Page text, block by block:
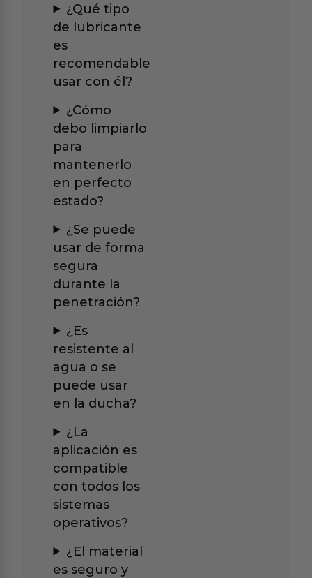
¿Qué tipo
de lubricante
es
recomendable
usar con él?
¿Cómo
debo limpiarlo
para
mantenerlo
en perfecto
estado?
¿Se puede
usar de forma
segura
durante la
penetración?
¿Es
resistente al
agua o se
puede usar
en la ducha?
¿La
aplicación es
compatible
con todos los
sistemas
operativos?
¿El material
es seguro y